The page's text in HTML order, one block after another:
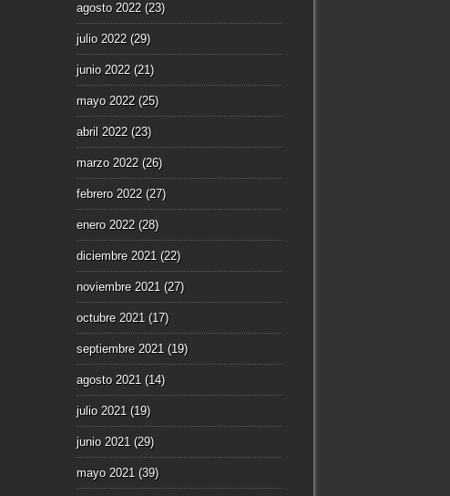
agosto 2022 (23)
julio 2022 (29)
junio 2022 (21)
mayo 2022 (25)
abril 2022 (23)
marzo 2022 (26)
febrero 2022 (27)
enero 2022 (28)
diciembre 2021 (22)
noviembre 2021 (27)
octubre 2021 (17)
septiembre 2021 (19)
agosto 2021 (14)
julio 2021 (19)
junio 2021 (29)
mayo 2021 (39)